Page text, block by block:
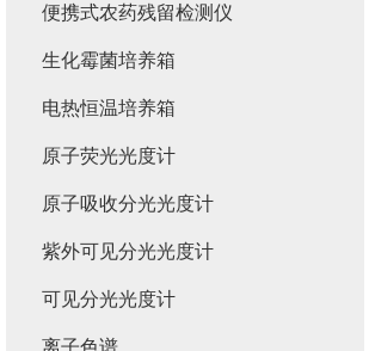
便携式农药残留检测仪
生化霉菌培养箱
电热恒温培养箱
原子荧光光度计
原子吸收分光光度计
紫外可见分光光度计
可见分光光度计
离子色谱